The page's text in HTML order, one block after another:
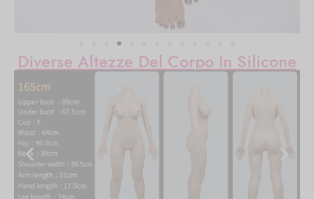
Diverse Altezze Del Corpo In Silicone